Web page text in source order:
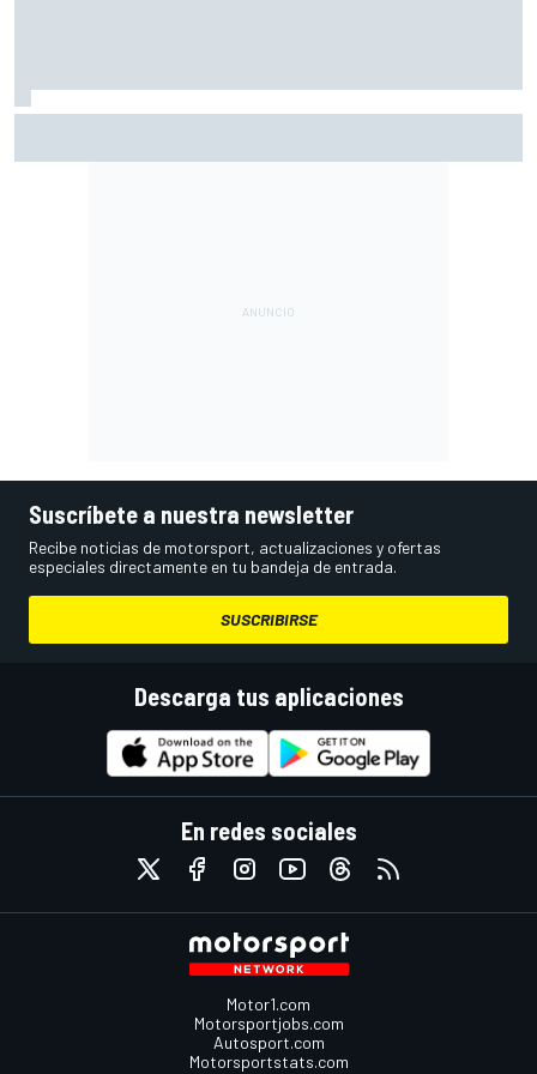
Suscríbete a nuestra newsletter
Recibe noticias de motorsport, actualizaciones y ofertas
especiales directamente en tu bandeja de entrada.
SUSCRIBIRSE
Descarga tus aplicaciones
En redes sociales
Motor1.com
Motorsportjobs.com
Autosport.com
Motorsportstats.com